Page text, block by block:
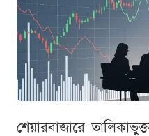
শেয়ারবাজারে